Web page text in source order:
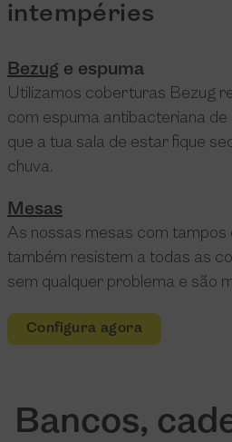
Bancos,
intempéries
Bezug e espuma
Utilizamos coberturas Bezug
com espuma antibacteriana
que a tua sala de estar fique
chuva.
Mesas
As nossas mesas com tampos
também resistem a todas as
sem qualquer problema e são
Configura agora